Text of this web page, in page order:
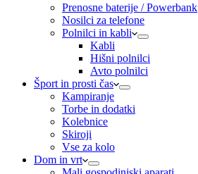
Prenosne baterije / Powerbank
Nosilci za telefone
Polnilci in kabli
Kabli
Hišni polnilci
Avto polnilci
Šport in prosti čas
Kampiranje
Torbe in dodatki
Kolebnice
Skiroji
Vse za kolo
Dom in vrt